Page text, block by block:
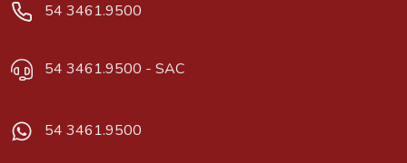
54 3461.9500
54 3461.9500 - SAC
54 3461.9500